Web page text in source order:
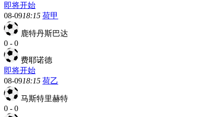
即将开始
08-0918:15 荷甲
鹿特丹斯巴达
0 - 0
费耶诺德
即将开始
08-0918:15 荷乙
马斯特里赫特
0 - 0